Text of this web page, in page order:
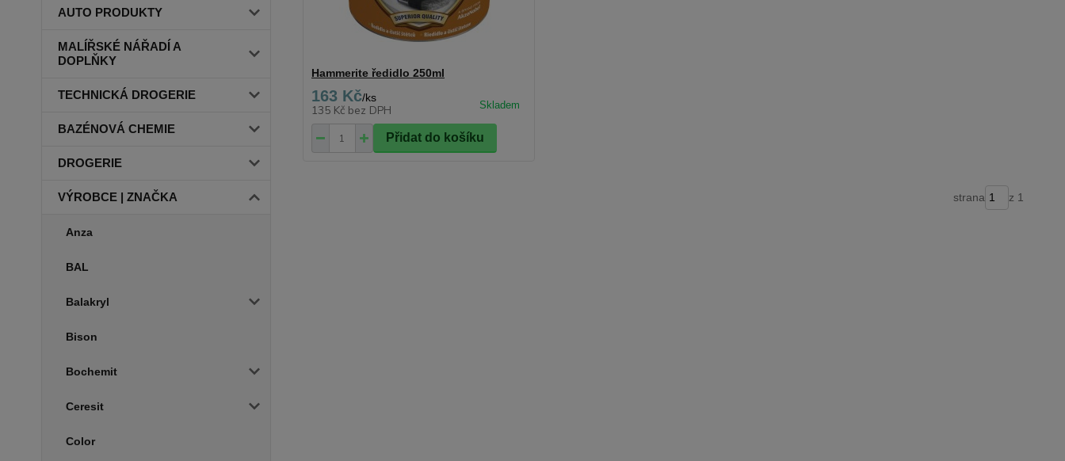
AUTO PRODUKTY
MALÍŘSKÉ NÁŘADÍ A
DOPLŇKY
TECHNICKÁ DROGERIE
BAZÉNOVÁ CHEMIE
DROGERIE
VÝROBCE | ZNAČKA
Anza
BAL
Balakryl
Bison
Bochemit
Ceresit
Color
Hammerite ředidlo 250ml
163 Kč/ks
135 Kč bez DPH
Přidat do košíku
strana z 1